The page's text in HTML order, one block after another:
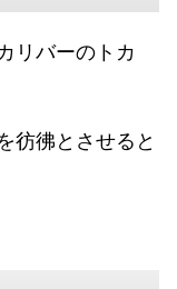
リバーのトカ
彷彿とさせると